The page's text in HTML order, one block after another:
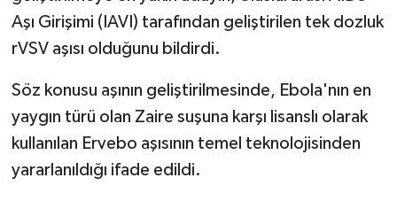
Aşı Girişimi (IAVI) tarafından geliştirilen tek dozluk
rVSV aşısı olduğunu bildirdi.
Söz konusu aşının geliştirilmesinde, Ebola'nın en
yaygın türü olan Zaire suşuna karşı lisanslı olarak
kullanılan Ervebo aşısının temel teknolojisinden
yararlanıldığı ifade edildi.